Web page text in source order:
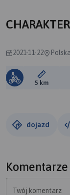
2021-11-22
Długość
5 km
dojazd
Komentarze
Twój komentarz